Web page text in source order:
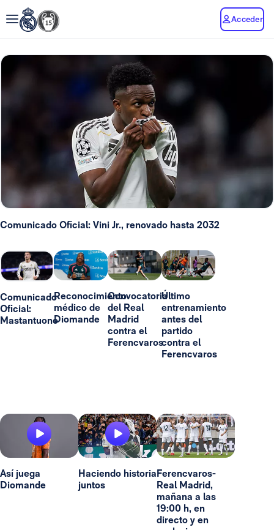
Acceder
Comunicado Oficial: Vini Jr., renovado hasta 2032
Comunicado
Oficial:
Mastantuono
Reconocimiento
médico de
Diomande
Convocatoria
del Real
Madrid
contra el
Ferencvaros
Último
entrenamiento
antes del
partido
contra el
Ferencvaros
Así juega
Diomande
Haciendo historia
juntos
Ferencvaros-
Real Madrid,
mañana a las
19:00 h, en
directo y en